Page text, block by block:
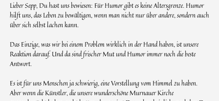
Lieber Sepp, Du hast uns bewiesen: Für Humor gibt es keine Altersgrenze. Humor
hilft uns, das Leben zu bewältigen, wenn man nicht nur über andere, sondern auch
über sich selbst lachen kann.
Das Einzige, was wir bei einem Problem wirklich in der Hand haben, ist unsere
Reaktion darauf. Und da sind frischer Mut und Humor immer noch die beste
Antwort.
Es ist für uns Menschen ja schwierig, eine Vorstellung vom Himmel zu haben.
Aber wenn die Künstler, die unsere wunderschöne Murnauer Kirche